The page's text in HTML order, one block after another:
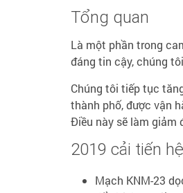
Tổng quan
Là một phần trong
đáng tin cậy, chúng
Chúng tôi tiếp tục
thành phố, được vận
Điều này sẽ làm giảm
2019 cải tiến
Mạch KNM-23